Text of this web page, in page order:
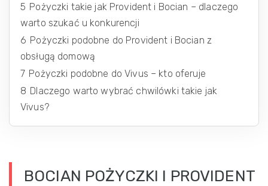
5 Pożyczki takie jak Provident i Bocian – dlaczego
warto szukać u konkurencji
6 Pożyczki podobne do Provident i Bocian z
obsługą domową
7 Pożyczki podobne do Vivus – kto oferuje
8 Dlaczego warto wybrać chwilówki takie jak
Vivus?
BOCIAN POŻYCZKI I PROVIDENT